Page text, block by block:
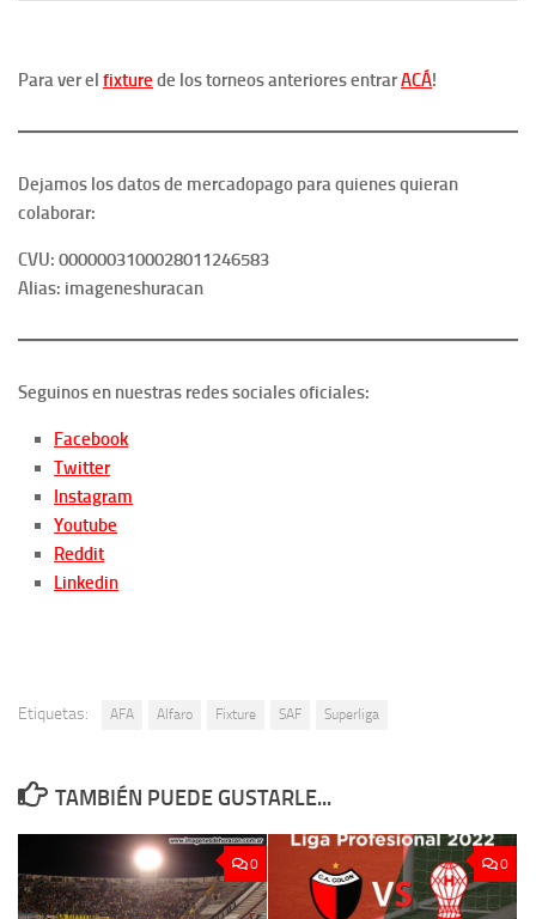
Para ver el fixture de los torneos anteriores entrarACÁ!
Dejamos los datos de mercadopago para quienes quieran
colaborar:
CVU: 0000003100028011246583
Alias: imageneshuracan
Seguinos en nuestras redes sociales oficiales:
Facebook
Twitter
Instagram
Youtube
Reddit
Linkedin
Etiquetas: AFA Alfaro Fixture SAF Superliga
TAMBIÉN PUEDE GUSTARLE...
0 0